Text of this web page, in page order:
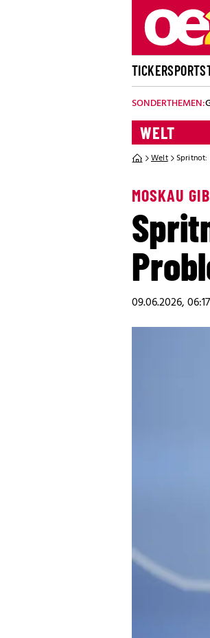
TICKERSPORT
SONDERTHEMEN:
WELT
Welt Spritnot:
MOSKAU
09.06.2026, 06:17